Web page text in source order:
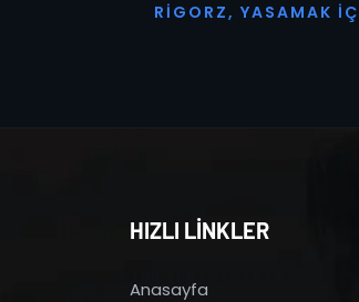
R I G O R Z, YASAMAK İ Ç
HIZLI LİNKLER
Anasayfa